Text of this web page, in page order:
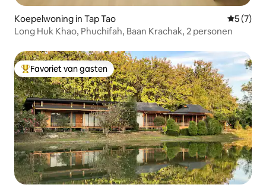
Koepelwoning in Tap Tao
5 (7)
Long Huk Khao, Phuchifah, Baan Krachak, 2 personen
Topfavoriet van gasten
Favoriet van gasten